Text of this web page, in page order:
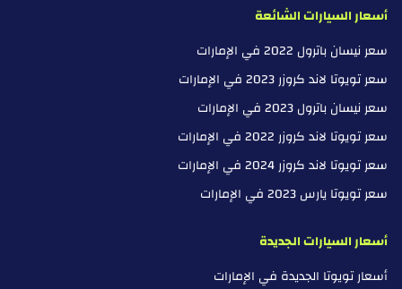
أسعار السيارات الشائعة
سعر نيسان باترول 2022 في الإمارات
سعر تويوتا لاند كروزر 2023 في الإمارات
سعر نيسان باترول 2023 في الإمارات
سعر تويوتا لاند كروزر 2022 في الإمارات
سعر تويوتا لاند كروزر 2024 في الإمارات
سعر تويوتا يارس 2023 في الإمارات
أسعار السيارات الجديدة
أسعار تويوتا الجديدة في الإمارات